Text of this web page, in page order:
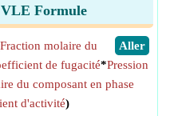
Formule
​Aller
Fraction molaire du
de fugacité*Pression
du composant en phase
d'activité)